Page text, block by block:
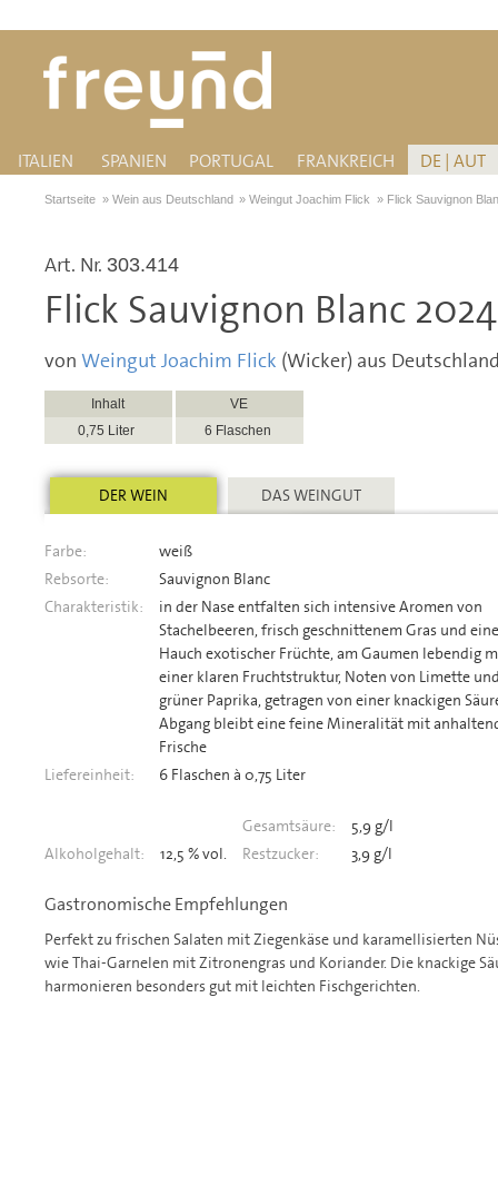
ITALIEN SPANIEN PORTUGAL FRANKREICH DE | AUT
Startseite » Wein aus Deutschland »Weingut Joachim Flick » Flick Sauvignon
Art. Nr. 303.414
Flick Sauvignon Blanc 2024
von Weingut Joachim Flick (Wicker) aus
Inhalt
VE
0,75 Liter
6 Flaschen
DER WEIN DAS WEINGUT
Farbe:
weiß
Rebsorte:
Sauvignon Blanc
Charakteristik:
in der Nase entfalten sich intensive Aromen von
Stachelbeeren, frisch geschnittenem Gras und
Hauch exotischer Früchte, am Gaumen lebendig
einer klaren Fruchtstruktur, Noten von Limette
grüner Paprika, getragen von einer knackigen
Abgang bleibt eine feine Mineralität mit
Frische
Liefereinheit:
6 Flaschen à 0,75 Liter
Gesamtsäure:
5,9 g/l
Alkoholgehalt:
12,5 % vol. Restzucker: 3,9 g/l
Gastronomische Empfehlungen
Perfekt zu frischen Salaten mit Ziegenkäse und karamellisierten
wie Thai-Garnelen mit Zitronengras und Koriander. Die knackige
harmonieren besonders gut mit leichten Fischgerichten.